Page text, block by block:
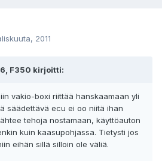
2011
F350 kirjoitti:
vakio-boxi riittää hanskaamaan yli
säädettävä ecu ei oo niitä ihan
tehoja nostamaan, käyttöauton
kuin kaasupohjassa. Tietysti jos
eihän sillä silloin ole väliä.